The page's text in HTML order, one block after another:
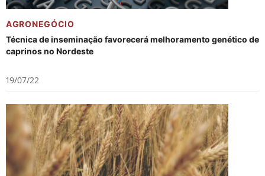
AGRONEGÓCIO
Técnica de inseminação favorecerá melhoramento genético de
caprinos no Nordeste
19/07/22